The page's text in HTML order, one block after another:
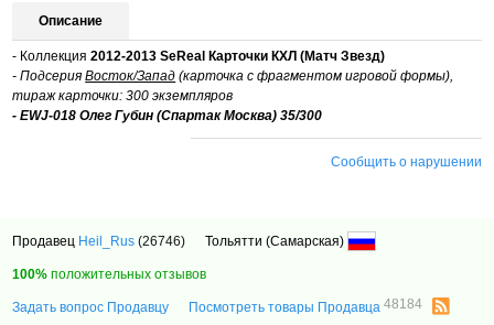
Описание
- Коллекция2012-2013 SeReal Карточки КХЛ (Матч Звезд)
- Подсерия Восток/Запад (карточка с фрагментом игровой формы),
тираж карточки: 300 экземпляров
- EWJ-018 Олег Губин (Спартак Москва) 35/300
Сообщить о нарушении
Продавец Heil_Rus (26746) Тольятти (Самарская)
100% положительных отзывов
Задать вопрос Продавцу Посмотреть товары Продавца48184